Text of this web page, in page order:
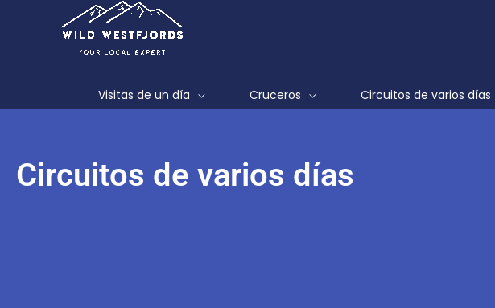
Visitas de un día Cruceros Circuitos de varios días
Circuitos de varios días